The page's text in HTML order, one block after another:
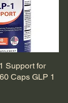
Support for
Caps GLP 1